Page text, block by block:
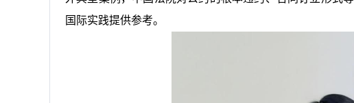
国际实践提供参考。